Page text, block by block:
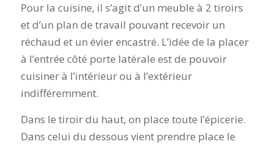
Pour la cuisine, il s’agit d’un meuble à 2 tiroirs
et d’un plan de travail pouvant recevoir un
réchaud et un évier encastré. L’idée de la placer
à l’entrée côté porte latérale est de pouvoir
cuisiner à l’intérieur ou à l’extérieur
indifféremment.
Dans le tiroir du haut, on place toute l’épicerie.
Dans celui du dessous vient prendre place le